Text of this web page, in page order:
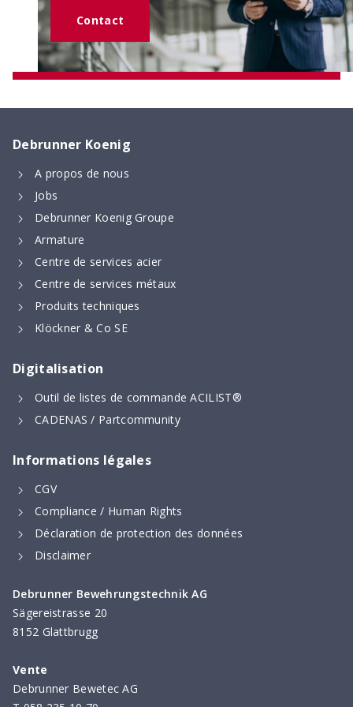
Tabelle numérique de façonnage
Longueurs de recouvrement et d’ancrage, ainsi
que dimensions minimales des formes de pliage –
calculées numériquement selon la nouvelle norme
SIA 262 (2025)
Contact
Debrunner Koenig
A propos de nous
Jobs
Debrunner Koenig Groupe
Armature
Centre de services acier
Centre de services métaux
Produits techniques
Klöckner & Co SE
Digitalisation
Outil de listes de commande ACILIST®
CADENAS / Partcommunity
Informations légales
CGV
Compliance / Human Rights
Déclaration de protection des données
Disclaimer
Debrunner Bewehrungstechnik AG
Sägereistrasse 20
8152 Glattbrugg
Vente
Debrunner Bewetec AG